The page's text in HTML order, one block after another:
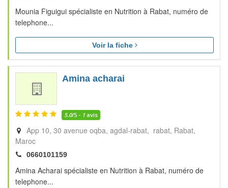
Mounia Figuigui spécialiste en Nutrition à Rabat, numéro de
telephone...
Voir la fiche
Amina acharai
5.0/5 - 1 avis
App 10, 30 avenue oqba, agdal-rabat, rabat Rabat
Maroc
0660101159
Amina Acharai spécialiste en Nutrition à Rabat, numéro de
telephone...